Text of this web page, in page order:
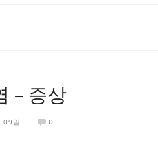
– 증상
09일 0